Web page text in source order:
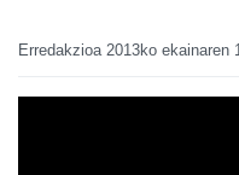
Erredakzioa 2013ko ekainaren